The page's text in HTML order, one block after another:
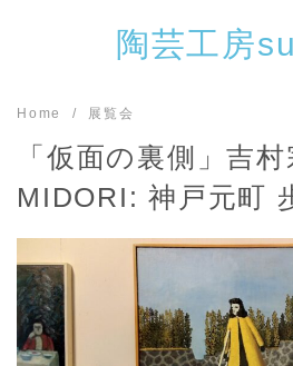
陶芸工房
Home 展覧会
「仮面の裏側」吉
MIDORI: 神戸元町